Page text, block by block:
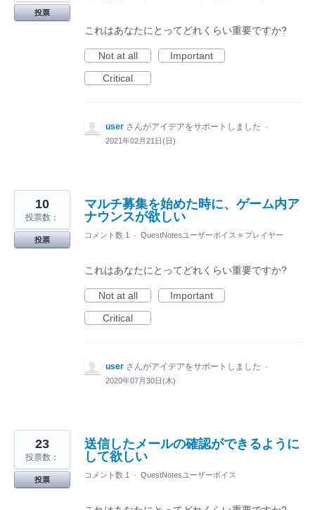
投票
これはあなたにとってどれくらい重要ですか?
Not at all
Important
Critical
user さんがアイデアをサポートしました ·
2021年02月21日(日)
マルチ募集を始めた時に、ゲーム内ア
ナウンスが欲しい
10
投票数：
投票
コメント数 1 · QuestNotesユーザーボイス » プレイヤー
これはあなたにとってどれくらい重要ですか?
Not at all
Important
Critical
user さんがアイデアをサポートしました ·
2020年07月30日(木)
送信したメールの確認ができるように
して欲しい
23
投票数：
投票
コメント数 1 · QuestNotesユーザーボイス